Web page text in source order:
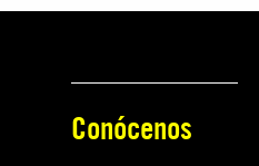
Conócenos